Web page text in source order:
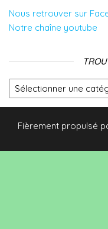
Nous retrouver sur
Notre chaîne youtube
Trouver rapidement
Fièrement propulsé